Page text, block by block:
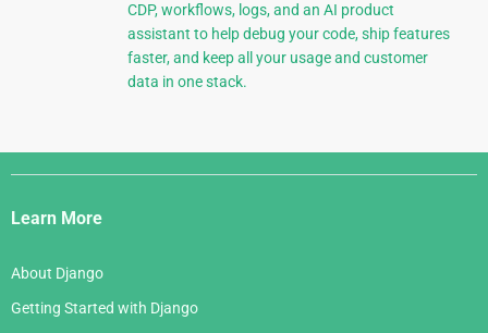
CDP, workflows, logs, and an AI product
assistant to help debug your code, ship features
faster, and keep all your usage and customer
data in one stack.
Django
Links
Learn More
About Django
Getting Started with Django